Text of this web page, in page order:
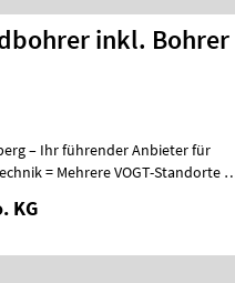
inkl. Bohrer
– Ihr führender Anbieter für
+
KG